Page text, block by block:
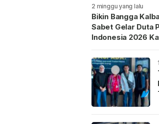
2 minggu yang lalu
Bikin Bangga
Sabet Gelar Duta
Indonesia 2026